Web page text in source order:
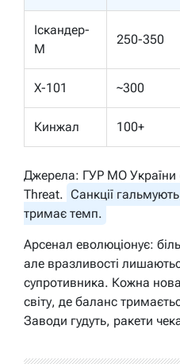
Іскандер-
М
250-350
Х-101 ~300
Кинжал 100+
Джерела: ГУР МО України
Threat. Санкції
тримає темп.
Арсенал еволюціонує:
але вразливості
супротивника. Кожна
світу, де баланс
Заводи гудуть, ракети